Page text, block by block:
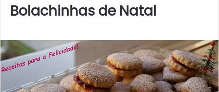
Bolachinhas de Natal